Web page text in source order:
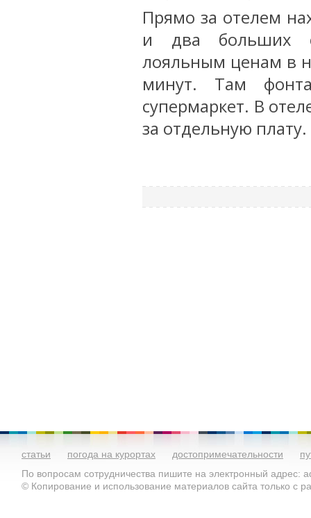
Прямо за отелем
и два больших
лояльным ценам в
минут. Там
супермаркет. В
за отдельную плату.
статьи погода на курортах достопримечательности
По вопросам сотрудничества пишите на электронный адрес:
© Копирование и использование материалов сайта только с